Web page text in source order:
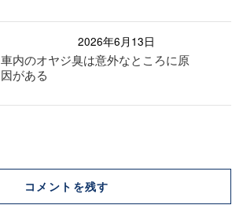
2026年6月13日
車内のオヤジ臭は意外なところに原
因がある
コメントを残す